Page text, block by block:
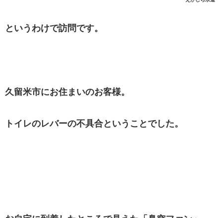
というわけで訪問です。
久留米市にお住まいのお客様。
トイレのレバーの不具合ということでした。